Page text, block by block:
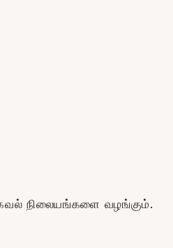
நிலையங்களை வழங்கும்.